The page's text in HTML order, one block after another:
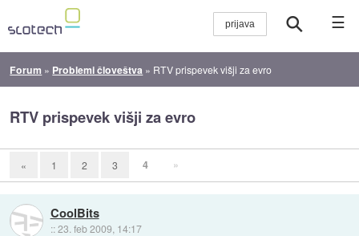
☰
Forum » Problemi človeštva » RTV prispevek višji za evro
RTV prispevek višji za evro
« 1 2 3 4 »
CoolBits
::23. feb 2009, 14:17